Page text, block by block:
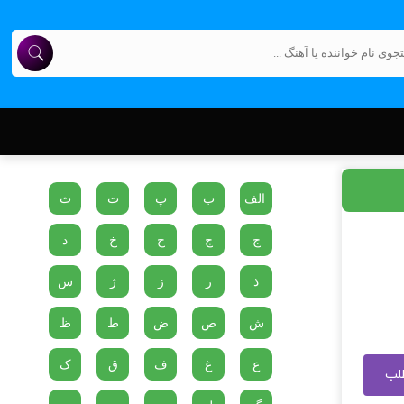
الف ب پ ت ث
ج چ ح خ د
ذ ر ز ژ س
ش ص ض ط ظ
ع غ ف ق ک